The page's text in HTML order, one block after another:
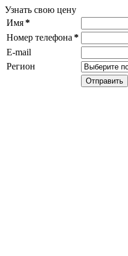
Узнать свою цену
Имя*
Номер телефона *
E-mail
Регион